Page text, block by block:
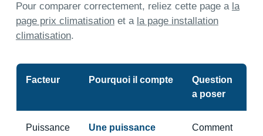
Pour comparer correctement, reliez cette page a la
page prix climatisationet a la page installation
climatisation.
Facteur Pourquoi il compte
Question
a poser
Puissance
Une puissance
Comment